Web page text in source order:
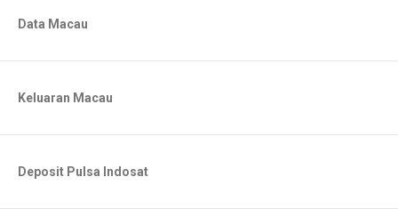
Data Macau
Keluaran Macau
Deposit Pulsa Indosat